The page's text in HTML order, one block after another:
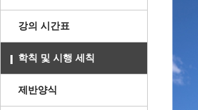
강의 시간표
학칙 및 시행 세칙
제반양식